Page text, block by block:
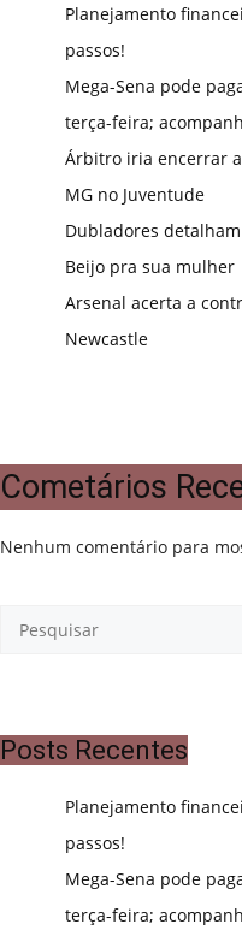
Planejamento
passos!
Mega-Sena pode
terça-feira;
Árbitro iria encerrar
MG no Juventude
Dubladores
Beijo pra sua mulher
Arsenal acerta a
Newcastle
Cometários
Nenhum comentário para
Posts Recentes
Planejamento
passos!
Mega-Sena pode
terça-feira;